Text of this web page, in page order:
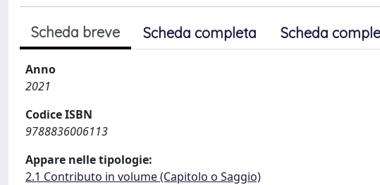
Scheda breve Scheda completa Scheda
Anno
2021
Codice ISBN
9788836006113
Appare nelle tipologie:
2.1 Contributo in volume (Capitolo o Saggio)